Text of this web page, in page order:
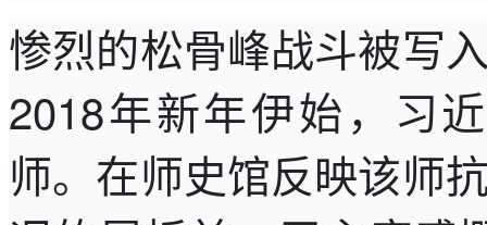
惨烈的松骨峰战斗被写
2018年新年伊始，习
师。在师史馆反映该师